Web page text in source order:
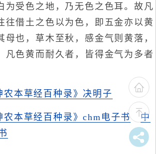
为受色之地，乃无色之色耳。故凡
往借土之色以为色，即五金亦以黄
母也，草木至秋，感金气则黄落，
凡色黄而耐久者，皆得金气为多者
农本草经百种录》决明子
农本草经百种录》chm电子书
中